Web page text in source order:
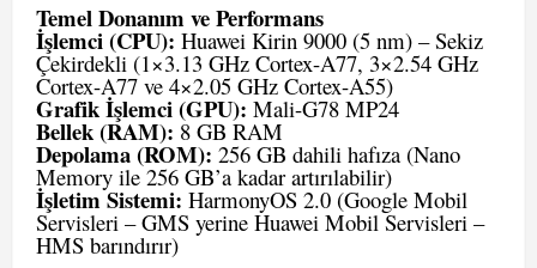
Temel Donanım ve Performans
İşlemci (CPU): Huawei Kirin 9000 (5 nm) – Sekiz
Çekirdekli (1×3.13 GHz Cortex-A77, 3×2.54 GHz
Cortex-A77 ve 4×2.05 GHz Cortex-A55)
Grafik İşlemci (GPU): Mali-G78 MP24
Bellek (RAM): 8 GB RAM
Depolama (ROM): 256 GB dahili hafıza (Nano
Memory ile 256 GB’a kadar artırılabilir)
İşletim Sistemi: HarmonyOS 2.0 (Google Mobil
Servisleri – GMS yerine Huawei Mobil Servisleri –
HMS barındırır)